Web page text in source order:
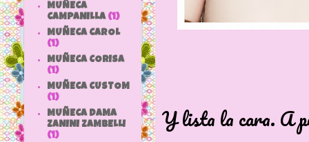
Y lista la cara. A
MUÑECA
CAMPANILLA (1)
MUÑECA CAROL
(1)
MUÑECA CORISA
(1)
MUÑECA CUSTOM
(1)
MUÑECA DAMA
ZANINI ZAMBELLI
(1)